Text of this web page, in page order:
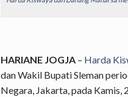
HARIANE JOGJA – Harda
dan Wakil Bupati Sleman
Negara, Jakarta, pada Kamis,